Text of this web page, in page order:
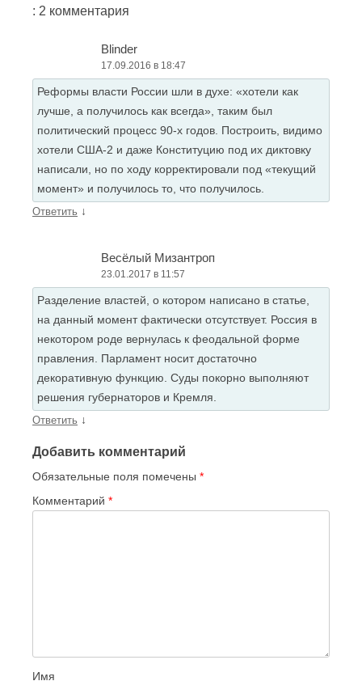
: 2 комментария
Blinder
17.09.2016 в 18:47
Реформы власти России шли в духе: «хотели как
лучше, а получилось как всегда», таким был
политический процесс 90-х годов. Построить, видимо
хотели США-2 и даже Конституцию под их диктовку
написали, но по ходу корректировали под «текущий
момент» и получилось то, что получилось.
Ответить ↓
Весёлый Мизантроп
23.01.2017 в 11:57
Разделение властей, о котором написано в статье,
на данный момент фактически отсутствует. Россия в
некотором роде вернулась к феодальной форме
правления. Парламент носит достаточно
декоративную функцию. Суды покорно выполняют
решения губернаторов и Кремля.
Ответить ↓
Добавить комментарий
Обязательные поля помечены *
Комментарий *
Имя